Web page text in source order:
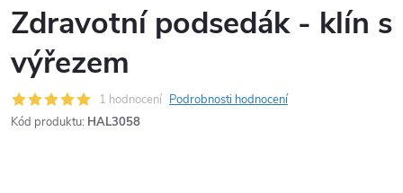
Zdravotní podsedák - klín s
výřezem
1 hodnocení Podrobnosti hodnocení
Kód produktu: HAL3058